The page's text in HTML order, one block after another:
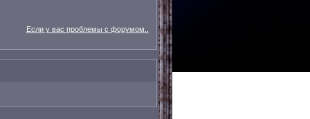
Если у вас проблемы с форумом..